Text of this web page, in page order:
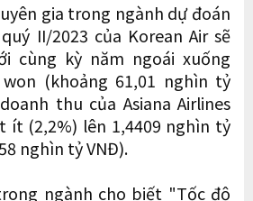
gia trong ngành dự đoán
II/2023 của Korean Air sẽ
cùng kỳ năm ngoái xuống
(khoảng 61,01 nghìn tỷ
thu của Asiana Airlines
ít (2,2%) lên 1,4409 nghìn tỷ
nghìn tỷ VNĐ).
ngành cho biết "Tốc độ